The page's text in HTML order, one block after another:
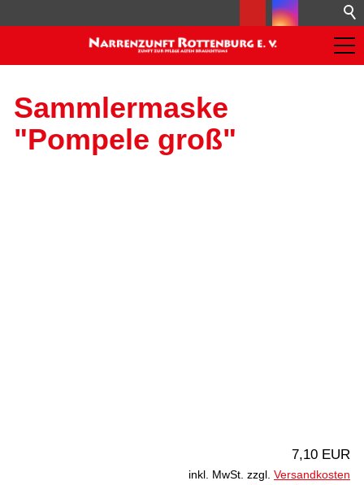
Sammlermaske
"Pompele groß"
7,10 EUR
inkl. MwSt. zzgl. Versandkosten